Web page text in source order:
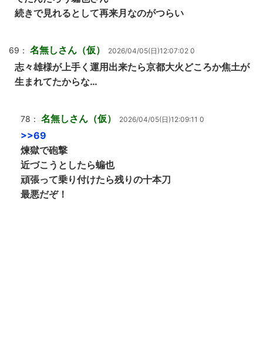
続きで見れるとして再来月なのがつらい
69： 名無しさん（仮） 2026/04/05(日)12:07:02 0
志々雄様が上手く運用出来たら京都大火どころか焦土が
生まれてたからな…
78： 名無しさん（仮） 2026/04/05(日)12:09:11 0
>>69
煉獄で砲撃
近づこうとしたら蝙也
頑張って乗り付けたら残りの十本刀
最悪だぞ！